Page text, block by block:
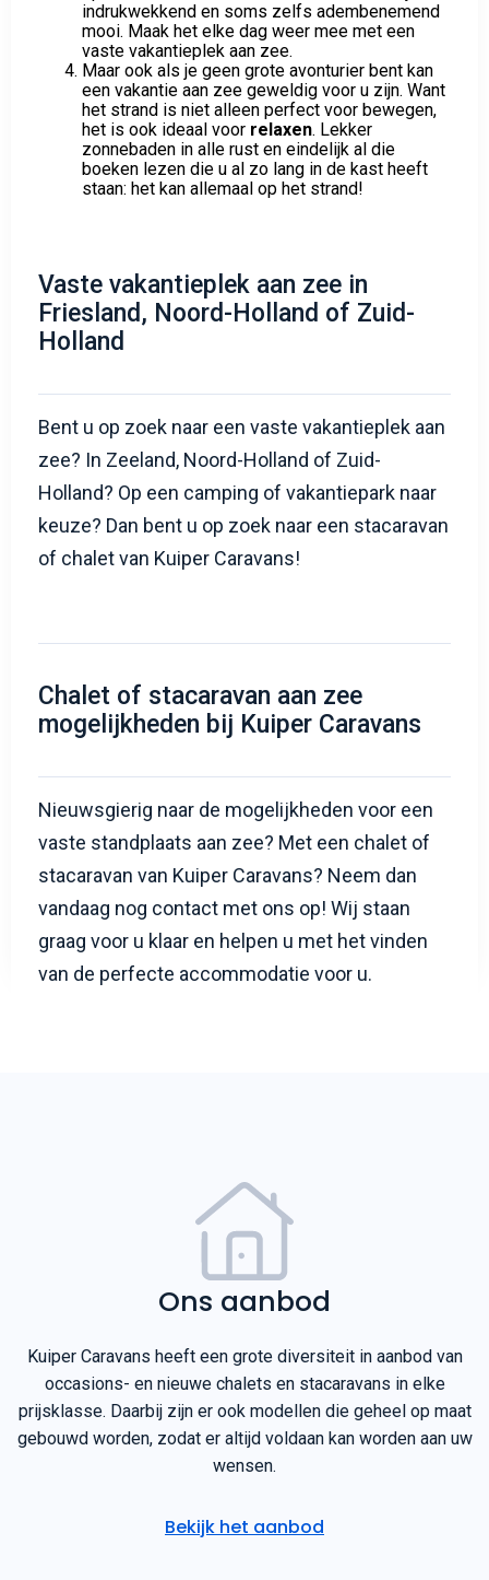
indrukwekkend en soms zelfs adembenemend
mooi. Maak het elke dag weer mee met een
vaste vakantieplek aan zee.
Maar ook als je geen grote avonturier bent kan
een vakantie aan zee geweldig voor u zijn. Want
het strand is niet alleen perfect voor bewegen,
het is ook ideaal voor relaxen. Lekker
zonnebaden in alle rust en eindelijk al die
boeken lezen die u al zo lang in de kast heeft
staan: het kan allemaal op het strand!
Vaste vakantieplek aan zee in
Friesland, Noord-Holland of Zuid-
Holland
Bent u op zoek naar een vaste vakantieplek aan
zee? In Zeeland, Noord-Holland of Zuid-
Holland? Op een camping of vakantiepark naar
keuze? Dan bent u op zoek naar een stacaravan
of chalet van Kuiper Caravans!
Chalet of stacaravan aan zee
mogelijkheden bij Kuiper Caravans
Nieuwsgierig naar de mogelijkheden voor een
vaste standplaats aan zee? Met een chalet of
stacaravan van Kuiper Caravans? Neem dan
vandaag nog contact met ons op! Wij staan
graag voor u klaar en helpen u met het vinden
van de perfecte accommodatie voor u.
Ons aanbod
Kuiper Caravans heeft een grote diversiteit in aanbod van
occasions- en nieuwe chalets en stacaravans in elke
prijsklasse. Daarbij zijn er ook modellen die geheel op maat
gebouwd worden, zodat er altijd voldaan kan worden aan uw
wensen.
Bekijk het aanbod